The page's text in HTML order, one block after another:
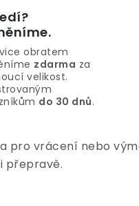
obratem
zdarma za
velikost.
do 30 dnů.
pro vrácení nebo
přepravě.